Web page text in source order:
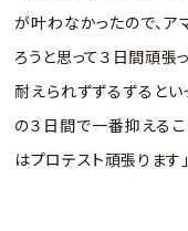
が叶わなかったので、ア
ろうと思って３日間頑張
耐えられずずるずるとい
の３日間で一番抑えるこ
はプロテスト頑張ります」